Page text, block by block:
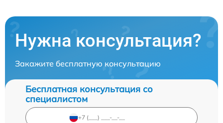
Нужна консультация?
Закажите бесплатную консультацию
Бесплатная консультация со
специалистом